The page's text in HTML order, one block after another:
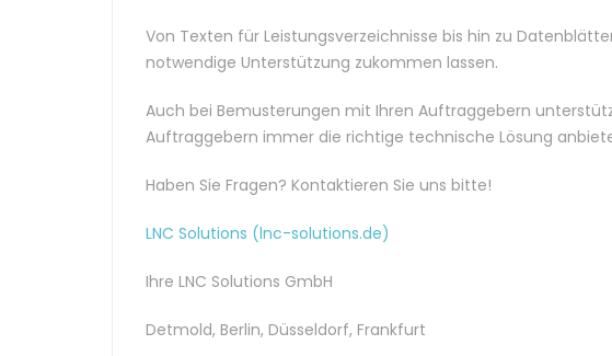
Von Texten für Leistungsverzeichnisse bis hin zu
notwendige Unterstützung zukommen lassen.
Auch bei Bemusterungen mit Ihren Auftraggebern
Auftraggebern immer die richtige technische Lösung
Haben Sie Fragen? Kontaktieren Sie uns bitte!
LNC Solutions (lnc-solutions.de)
Ihre LNC Solutions GmbH
Detmold, Berlin, Düsseldorf, Frankfurt